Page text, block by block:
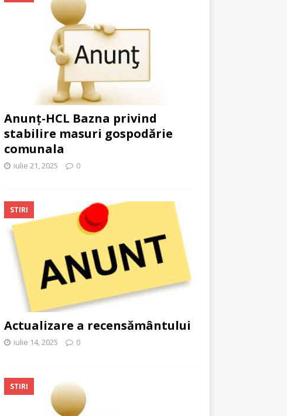
Anunț-HCL Bazna privind
stabilire masuri gospodărie
comunala
iulie 21, 2025 0
Actualizare a recensământului
STIRI
iulie 14, 2025 0
STIRI